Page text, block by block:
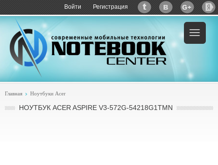
Войти Регистрация
Главная Ноутбуки Acer
НОУТБУК ACER ASPIRE V3-572G-54218G1TMN